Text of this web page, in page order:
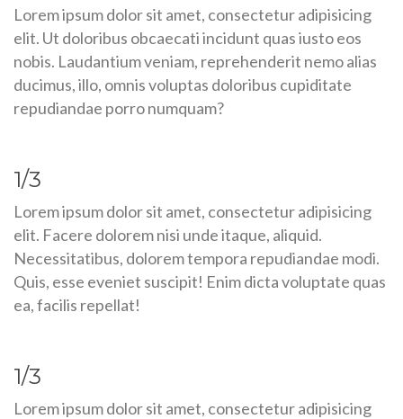
Lorem ipsum dolor sit amet, consectetur adipisicing
elit. Ut doloribus obcaecati incidunt quas iusto eos
nobis. Laudantium veniam, reprehenderit nemo alias
ducimus, illo, omnis voluptas doloribus cupiditate
repudiandae porro numquam?
1/3
Lorem ipsum dolor sit amet, consectetur adipisicing
elit. Facere dolorem nisi unde itaque, aliquid.
Necessitatibus, dolorem tempora repudiandae modi.
Quis, esse eveniet suscipit! Enim dicta voluptate quas
ea, facilis repellat!
1/3
Lorem ipsum dolor sit amet, consectetur adipisicing